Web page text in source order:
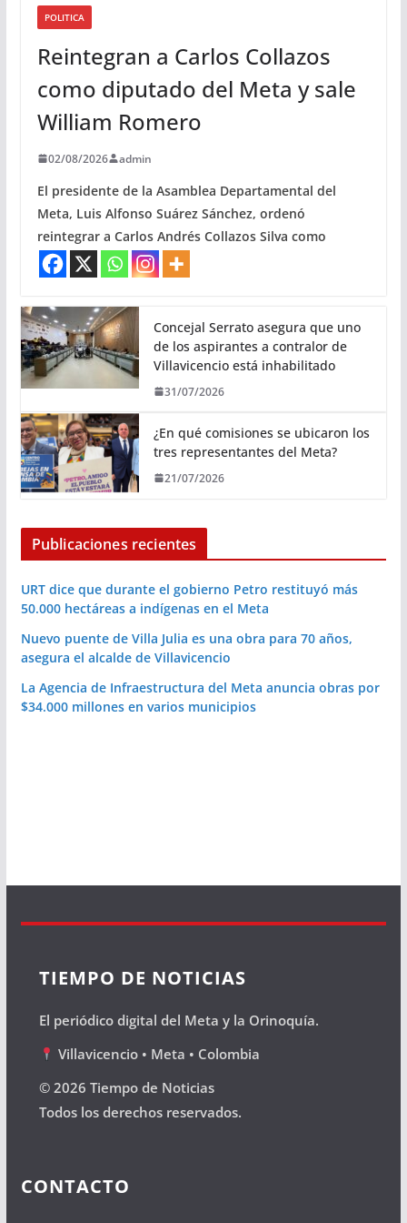
POLITICA
Reintegran a Carlos Collazos
como diputado del Meta y sale
William Romero
02/08/2026 admin
El presidente de la Asamblea Departamental del
Meta, Luis Alfonso Suárez Sánchez, ordenó
reintegrar a Carlos Andrés Collazos Silva como
Concejal Serrato asegura que uno
de los aspirantes a contralor de
Villavicencio está inhabilitado
31/07/2026
¿En qué comisiones se ubicaron los
tres representantes del Meta?
21/07/2026
Publicaciones recientes
URT dice que durante el gobierno Petro restituyó más
50.000 hectáreas a indígenas en el Meta
Nuevo puente de Villa Julia es una obra para 70 años,
asegura el alcalde de Villavicencio
La Agencia de Infraestructura del Meta anuncia obras por
$34.000 millones en varios municipios
TIEMPO DE NOTICIAS
El periódico digital del Meta y la Orinoquía.
Villavicencio • Meta • Colombia
© 2026 Tiempo de Noticias
Todos los derechos reservados.
CONTACTO